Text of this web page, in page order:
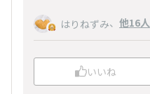
はりねずみ、 他16人
いいね